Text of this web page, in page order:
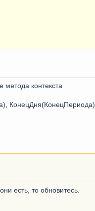
контекста
КонецДня(КонецПериода),
есть, то обновитесь.